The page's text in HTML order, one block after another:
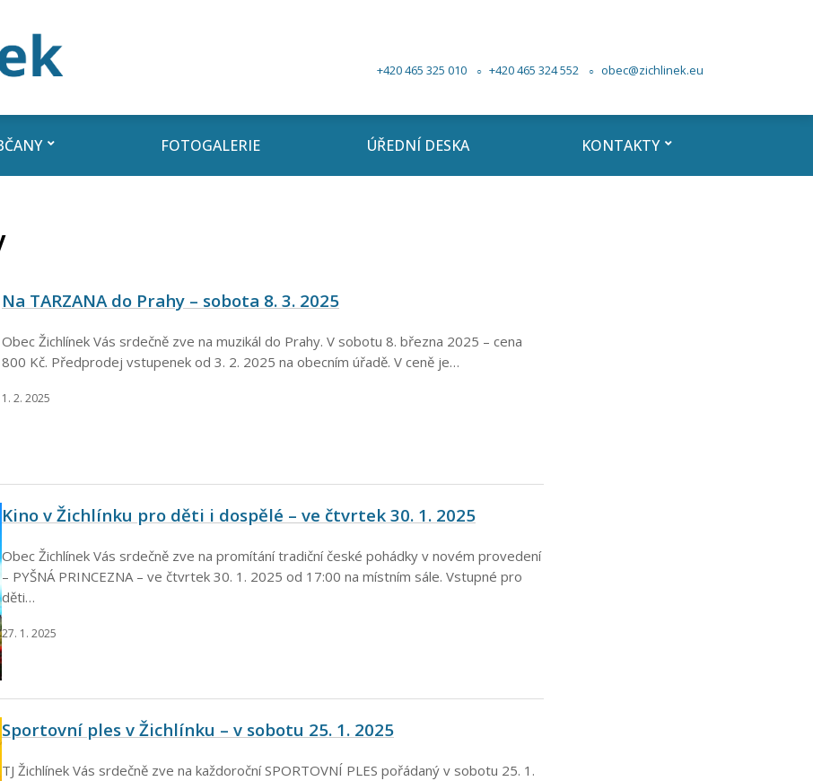
+420 465 325 010 +420 465 324 552 obec@zichlinek.eu
FOTOGALERIE ÚŘEDNÍ DESKA KONTAKTY
Na TARZANA do Prahy – sobota 8. 3. 2025
Obec Žichlínek Vás srdečně zve na muzikál do Prahy. V sobotu 8. března 2025 – cena
800 Kč. Předprodej vstupenek od 3. 2. 2025 na obecním úřadě. V ceně je…
1. 2. 2025
Kino v Žichlínku pro děti i dospělé – ve čtvrtek 30. 1. 2025
Obec Žichlínek Vás srdečně zve na promítání tradiční české pohádky v novém provedení
– PYŠNÁ PRINCEZNA – ve čtvrtek 30. 1. 2025 od 17:00 na místním sále. Vstupné pro
děti…
27. 1. 2025
Sportovní ples v Žichlínku – v sobotu 25. 1. 2025
TJ Žichlínek Vás srdečně zve na každoroční SPORTOVNÍ PLES pořádaný v sobotu 25. 1.